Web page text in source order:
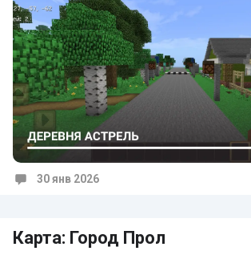
30 янв 2026
Карта: Город Прол